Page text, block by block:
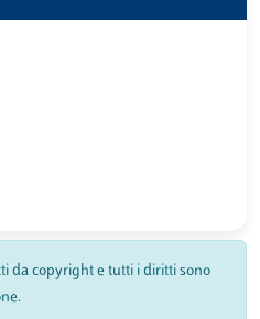
da copyright e tutti i diritti sono